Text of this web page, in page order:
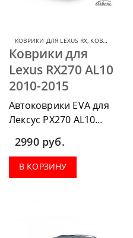
КОВРИКИ ДЛЯ LEXUS RX, КОВРИКИ ДЛЯ LEXUS
Коврики для
Lexus RX270 AL10
2010-2015
Автоковрики EVA для
Лексус РХ270 AL10
2010-2015 можно
приобрести в
комплектации:
водительский коврик,
2990 руб.
В КОРЗИНУ